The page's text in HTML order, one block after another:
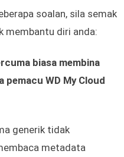
soalan, sila semak
membantu diri anda:
biasa membina
pemacu WD My Cloud
generik tidak
metadata